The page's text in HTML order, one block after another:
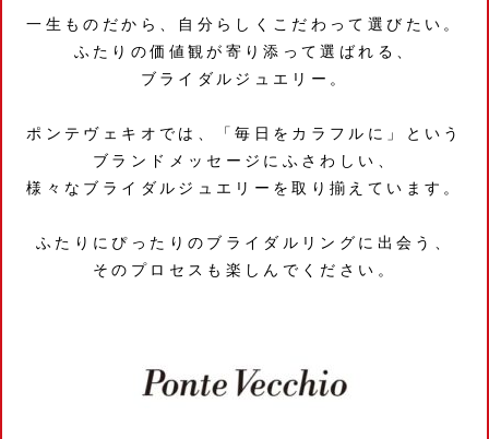
一生ものだから、自分らしくこだわって選びたい。
ふたりの価値観が寄り添って選ばれる、
ブライダルジュエリー。
ポンテヴェキオでは、「毎日をカラフルに」という
ブランドメッセージにふさわしい、
様々なブライダルジュエリーを取り揃えています。
ふたりにぴったりのブライダルリングに出会う、
そのプロセスも楽しんでください。